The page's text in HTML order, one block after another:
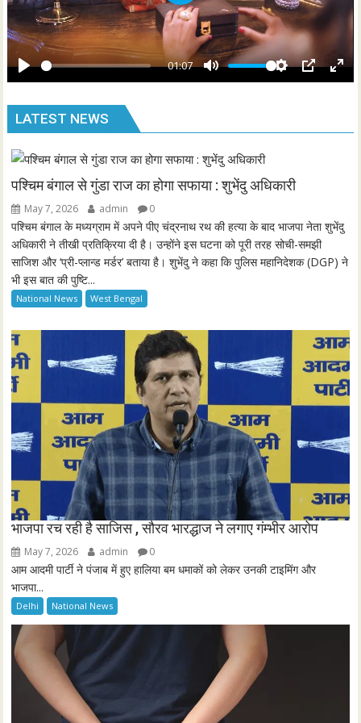
e
e
P
l
a
01:07
M
S
n
s
P
E
l
s
e
n
l
a
y
LATEST NEWS
पश्चिम बंगाल से गुंडा राज का होगा सफाया : शुभेंदु अधिकारी
May 7, 2026 admin 0
पश्चिम बंगाल के मध्यग्राम में अपने पीए चंद्रनाथ रथ की हत्या के बाद भाजपा नेता शुभेंदु
अधिकारी ने तीखी प्रतिक्रिया दी है। उन्होंने इस घटना को पूरी तरह सोची-समझी
साजिश और ‘प्री-प्लान्ड मर्डर’ बताया है। शुभेंदु ने कहा कि पुलिस महानिदेशक (DGP) ने
भी इस बात की पुष्टि...
National News West Bengal
भाजपा रच रही है साजिस , सौरव भारद्धाज ने लगाए गंम्भीर आरोप
May 7, 2026 admin 0
आम आदमी पार्टी ने पंजाब में हुए हालिया बम धमाकों को लेकर उनकी टाइमिंग और
भाजपा...
Delhi National News